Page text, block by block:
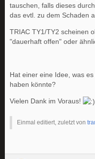
tauschen, falls dieses
das evtl. zu dem Schaden
TRIAC TY1/TY2 scheinen
"dauerhaft offen" oder
Hat einer eine Idee, was
haben könnte?
Vielen Dank im Voraus!
Einmal editiert, zuletzt von